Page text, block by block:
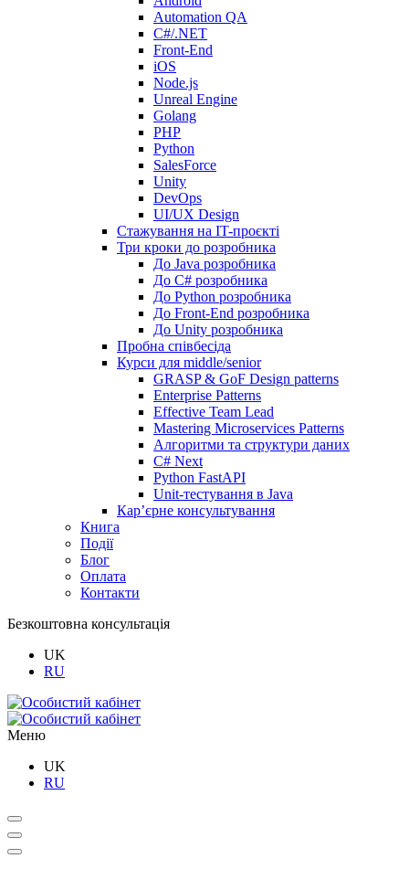
Automation QA
C#/.NET
Front-End
iOS
Node.js
Unreal Engine
Golang
PHP
Python
SalesForce
Unity
DevOps
UI/UX Design
Стажування на IT-проєкті
Три кроки до розробника
До Java розробника
До C# розробника
До Python розробника
До Front-End розробника
До Unity розробника
Пробна співбесіда
Курси для middle/senior
GRASP & GoF Design patterns
Enterprise Patterns
Effective Team Lead
Mastering Microservices Patterns
Алгоритми та структури даних
C# Next
Python FastAPI
Unit-тестування в Java
Кар’єрне консультування
Книга
Події
Блог
Оплата
Контакти
Безкоштовна консультація
UK
RU
Меню
UK
RU